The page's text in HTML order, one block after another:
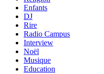
Enfants
DJ
Rire
Radio Campus
Interview
Noël
Musique
Education